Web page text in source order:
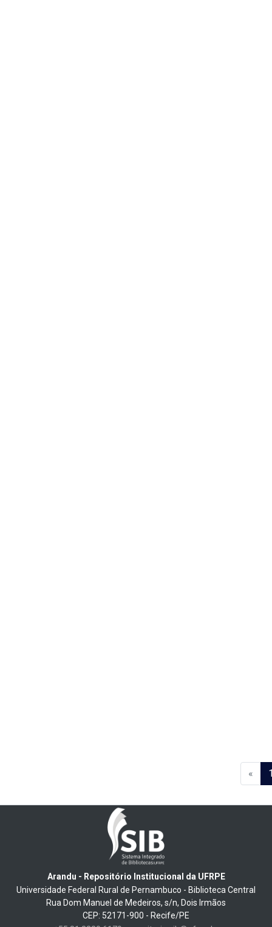
«
Arandu - Repositório Institucional da UFRPE
Universidade Federal Rural de Pernambuco - Biblioteca Central
Rua Dom Manuel de Medeiros, s/n, Dois Irmãos
CEP: 52171-900 - Recife/PE